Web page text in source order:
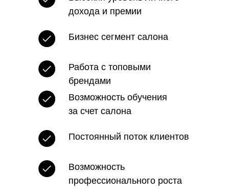
дохода и премии
Возможность обучения
за счет салона
Бизнес сегмент салона
Постоянный поток клиентов
Работа с топовыми
брендами
Возможность
профессионального роста